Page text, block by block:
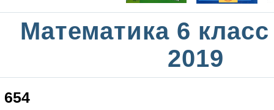
Математика 6
2019
654